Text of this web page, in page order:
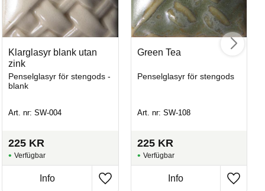
Klarglasyr blank utan
zink
Penselglasyr för stengods -
blank
Art. nr: SW-004
225 KR
Green Tea
Penselglasyr för stengods
Art. nr: SW-108
225 KR